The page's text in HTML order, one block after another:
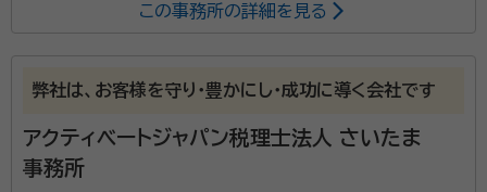
6,072件。2013年から累計で26,000件以上の相続
税申告をお手伝いしています。 初めての相続で不安を
感じている方でも安心して相談できるよう、親身なサポ
ートを心がけ、一人ひとり適切なサービスを提供するた
この事務所の詳細を見る
弊社は、お客様を守り・豊かにし・成功に導く会社です
アクティベートジャパン税理士法人 さいたま
事務所